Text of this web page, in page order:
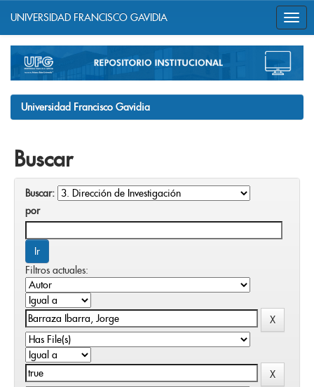
navigation
UNIVERSIDAD FRANCISCO GAVIDIA
Universidad Francisco Gavidia
Buscar
Buscar:
por
Filtros actuales: